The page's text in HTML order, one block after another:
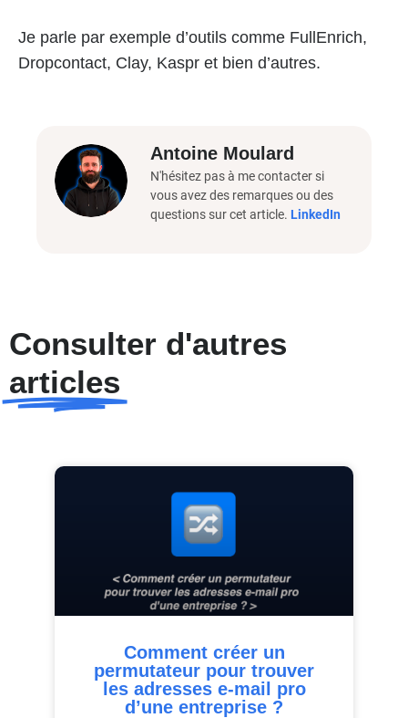
Je parle par exemple d’outils comme FullEnrich,
Dropcontact, Clay, Kaspr et bien d’autres.
Antoine Moulard
N'hésitez pas à me contacter si
vous avez des remarques ou des
questions sur cet article. LinkedIn
Consulter d'autres
articles
Comment créer un
permutateur pour trouver
les adresses e-mail pro
d’une entreprise ?